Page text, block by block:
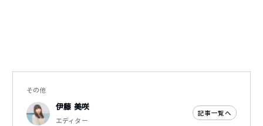
その他
伊藤 美咲
エディター
記事一覧へ